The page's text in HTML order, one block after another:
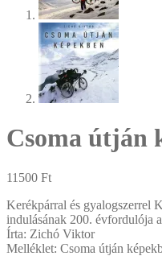
Csoma útján
11500 Ft
Kerékpárral és gyalogszerrel
indulásának 200. évfordulója
Írta: Zichó Viktor
Melléklet: Csoma útján